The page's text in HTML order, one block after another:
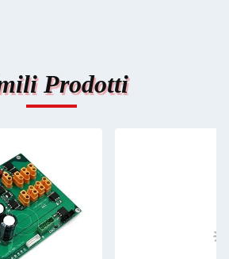
Prodotti